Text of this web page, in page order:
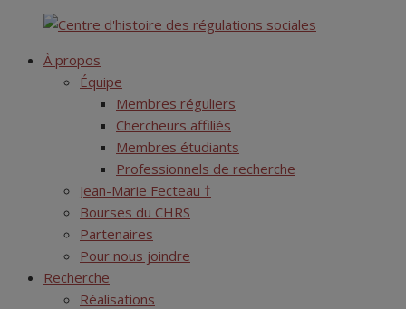
content
Centre d'histoire des régulations sociales
À propos
Équipe
Membres réguliers
Chercheurs affiliés
Membres étudiants
Professionnels de recherche
Jean-Marie Fecteau †
Bourses du CHRS
Partenaires
Pour nous joindre
Recherche
Réalisations